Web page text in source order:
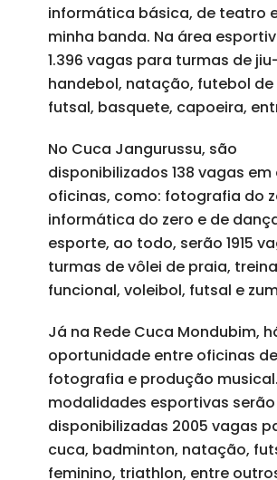
informática básica, de teatro
minha banda. Na área
1.396 vagas para turmas de
handebol, natação, futebol de
futsal, basquete, capoeira,
No Cuca Jangurussu, são
disponibilizados 138 vagas em
oficinas, como: fotografia do
informática do zero e de
esporte, ao todo, serão 1915
turmas de vôlei de praia,
funcional, voleibol, futsal e
Já na Rede Cuca Mondubim, há
oportunidade entre oficinas
fotografia e produção
modalidades esportivas serão
disponibilizadas 2005 vagas
cuca, badminton, natação,
feminino, triathlon, entre